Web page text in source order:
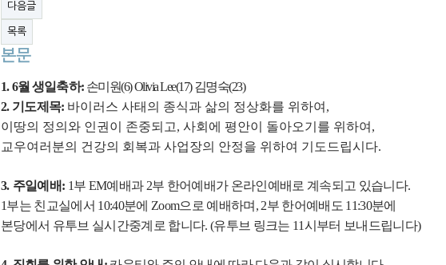
다음글
목록
본문
1. 6월 생일축하: 손미원(6) Olivia Lee(17)김명숙(23)
2. 기도제목: 바이러스 사태의 종식과 삶의 정상화를 위하여 ,
이땅의 정의와 인권이 존중되고, 사회에 평안이 돌아오기를 위하여 ,
교우여러분의 건강의 회복과 사업장의 안정을 위하여 기도드립시다.
3. 주일예배: 1부 EM예배과 2부 한어예배가 온라인예배로 계속되고 있습니다.
1부는 친교실에서 10:40분에 Zoom으로 예배하며 , 2부 한어예배도 11:30분에
본당에서 유투브 실시간중계로 합니다. (유투브 링크는 11시부터 보내드립니다)